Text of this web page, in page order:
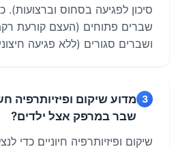
סיכון לפגיעה בסחוס וברצועות).
שברים פתוחים (העצם קורעת
ושברים סגורים (ללא פגיעה
3 מדוע שיקום ופיזיותרפיה
שבר במרפק אצל ילדים?
שיקום ופיזיותרפיה חיוניים כדי